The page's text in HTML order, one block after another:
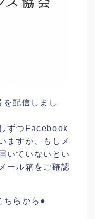
配信しまし
ずつFacebook
ますが、もしメ
いていないとい
ール箱をご確認
ちらから●